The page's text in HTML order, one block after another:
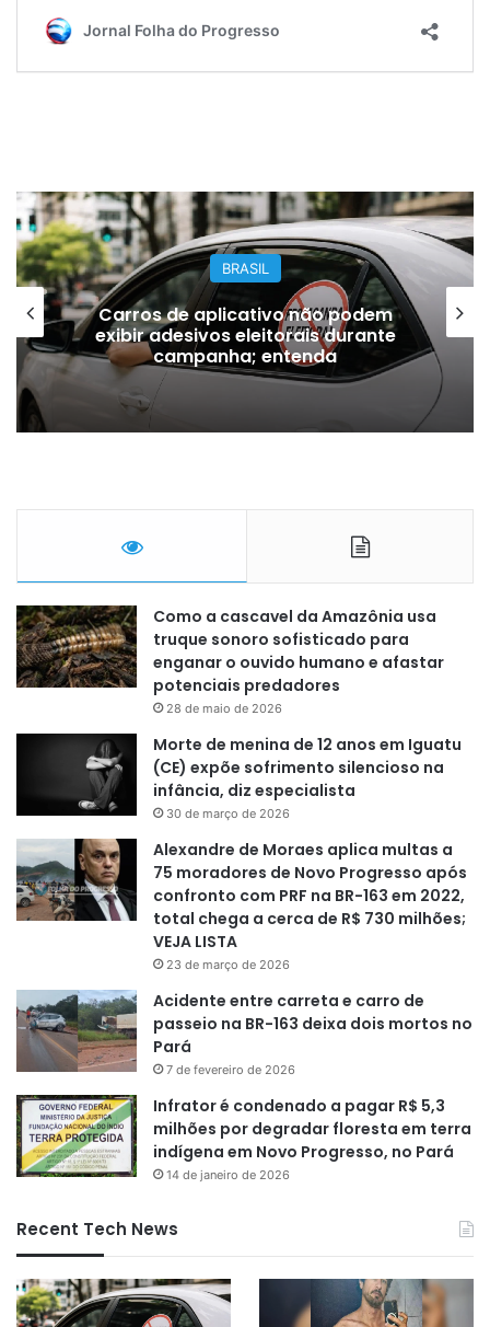
BRASIL
Carros de aplicativo não podem
exibir adesivos eleitorais durante
campanha; entenda
Como a cascavel da Amazônia usa
truque sonoro sofisticado para
enganar o ouvido humano e afastar
potenciais predadores
28 de maio de 2026
Morte de menina de 12 anos em Iguatu
(CE) expõe sofrimento silencioso na
infância, diz especialista
30 de março de 2026
Alexandre de Moraes aplica multas a
75 moradores de Novo Progresso após
confronto com PRF na BR-163 em 2022,
total chega a cerca de R$ 730 milhões;
VEJA LISTA
23 de março de 2026
Acidente entre carreta e carro de
passeio na BR-163 deixa dois mortos no
Pará
7 de fevereiro de 2026
Infrator é condenado a pagar R$ 5,3
milhões por degradar floresta em terra
indígena em Novo Progresso, no Pará
14 de janeiro de 2026
Recent Tech News